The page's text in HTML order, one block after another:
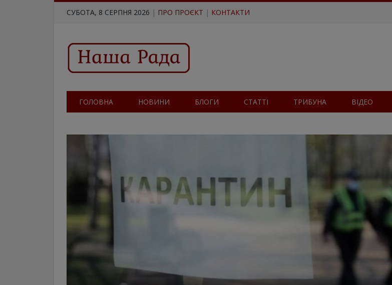
СУБОТА, 8 СЕРПНЯ 2026 | ПРО ПРОЄКТ | КОНТАКТИ
ГОЛОВНА НОВИНИ БЛОГИ СТАТТІ ТРИБУНА ВІДЕО